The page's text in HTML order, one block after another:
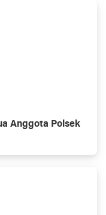
Anggota Polsek